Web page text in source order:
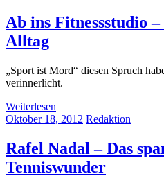
Ab ins Fitnessstudio
Alltag
„Sport ist Mord“ diesen Spruch
verinnerlicht.
Weiterlesen
Oktober 18, 2012 Redaktion
Rafel Nadal – Das
Tenniswunder